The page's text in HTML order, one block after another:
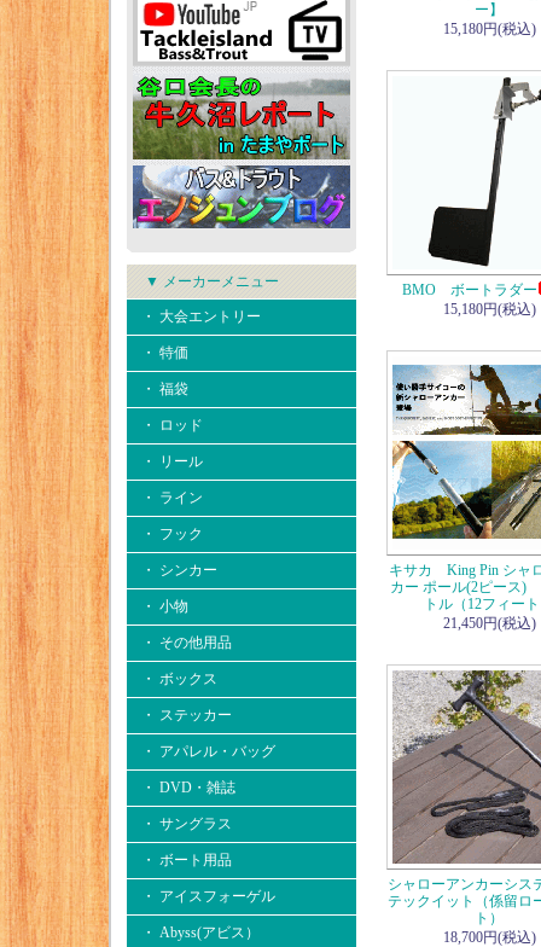
▼ メーカーメニュー
・ 大会エントリー
・ 特価
・ 福袋
・ ロッド
・ リール
・ ライン
・ フック
・ シンカー
・ 小物
・ その他用品
・ ボックス
・ ステッカー
・ アパレル・バッグ
・ DVD・雑誌
・ サングラス
・ ボート用品
・ アイスフォーゲル
・ Abyss(アビス）
ー】
15,180円(税込)
BMO ボートラダー
15,180円(税込)
キサカ King Pin シャ
カー ポール(2ピース)
トル（12フィー
21,450円(税込)
シャローアンカーシ
テックイット（係留ロ
ト）
18,700円(税込)